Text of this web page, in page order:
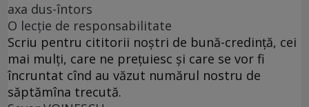
axa dus-întors
O lecție de responsabilitate
Scriu pentru cititorii noștri de bună-credință, cei
mai mulți, care ne prețuiesc și care se vor fi
încruntat cînd au văzut numărul nostru de
săptămîna trecută.